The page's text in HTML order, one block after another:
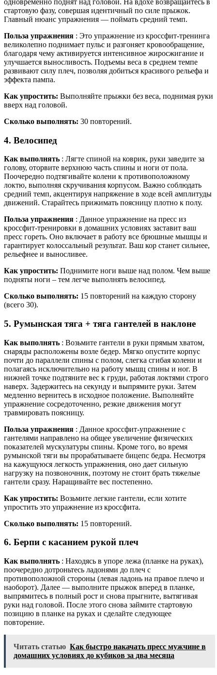
стартовую фазу, совершая идентичный по силе прыжок.
Главный нюанс упражнения — поймать средний темп.
Польза упражнения : Это упражнение из кроссфит-тренинга
великолепно поднимает пульс и разгоняет кровообращение,
благодаря чему активируется интенсивное жиросжигание и
улучшается выносливость. Подъемы веса в среднем темпе
развивают силу плеч, позволяя добиться красивого рельефа и
эффекта пампа.
Как упростить: Выполняйте прыжки без веса, поднимая руки
вверх над головой.
Сколько выполнять: 30 повторений.
4. Велосипед
Как выполнять : Лягте спиной на коврик, руки заведите за
голову, оторвите верхнюю часть спины и ноги от пола.
Поочередно подтягивайте колени к противоположному
локтю, выполняя скручивания корпусом. Важно соблюдать
средний темп, акцентируя напряжение в ходе всей амплитуды
движений. Старайтесь прижимать поясницу плотно к полу.
Польза упражнения : Данное упражнение на пресс из
кроссфит-тренировки в домашних условиях заставит ваш
пресс гореть. Оно включает в работу все брюшные мышцы и
гарантирует колоссальный результат. Ваш кор станет сильнее,
рельефнее и выносливее.
Как упростить: Поднимите ноги выше над полом. Чем выше
подняты ноги – тем легче выполнять велосипед.
Сколько выполнять: 15 повторений на каждую сторону
(всего 30).
5. Румынская тяга + тяга гантелей в наклоне
Как выполнять : Возьмите гантели в руки прямым хватом,
снаряды расположены возле бедер. Мягко опустите корпус
почти до параллели спины с полом, слегка сгибая колени и
полагаясь исключительно на работу мышц спины и ног. В
нижней точке подтяните вес к груди, работая локтями строго
наверх. Задержитесь на секунду и выпрямите руки. Затем
медленно вернитесь в исходное положение. Выполняйте
упражнение сосредоточенно, резкие движения могут
травмировать поясницу.
Польза упражнения : Данное кроссфит-упражнение с
гантелями направлено на общее увеличение физических
показателей мускулатуры спины. Кроме того, во время
румынской тяги вы прорабатываете бицепс бедра. Несмотря
на кажущуюся легкость упражнения, оно дает сильную
нагрузку на позвоночник, поэтому не стоит брать тяжелые
гантели сразу. Наращивайте вес постепенно.
Как упростить: Возьмите легкие гантели, если хотите
упростить это упражнение из кроссфита.
Сколько выполнять: 15 повторений.
6. Берпи с касанием рукой плеч
Как выполнять : Находясь в упоре лежа (планке на руках),
поочередно дотроньтесь ладонями до плеч с
противоположной стороны (левая ладонь на правое плечо и
наоборот). Далее — выполните прыжок вперед в планке,
выпрямитесь в полный рост и снова прыгните, вытягивая
руки над головой. После этого снова займите стартовую
позицию в планке на руках и сделайте следующее
повторение.
Читать статью Как быстро накачать пресс мужчине в
домашних условиях до кубиков за два месяца